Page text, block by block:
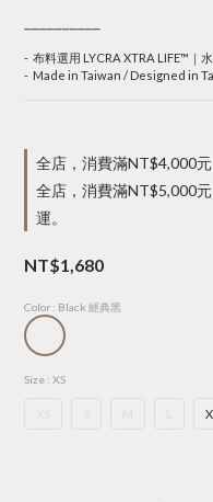
-  布料選用 LYCRA XTRA LIFE™｜
-  Made in Taiwan / Designed in
全店，消費滿NT$4,000元
全店，消費滿NT$5,000
運。
NT$1,680
Color : Black 經典黑
Size : XS